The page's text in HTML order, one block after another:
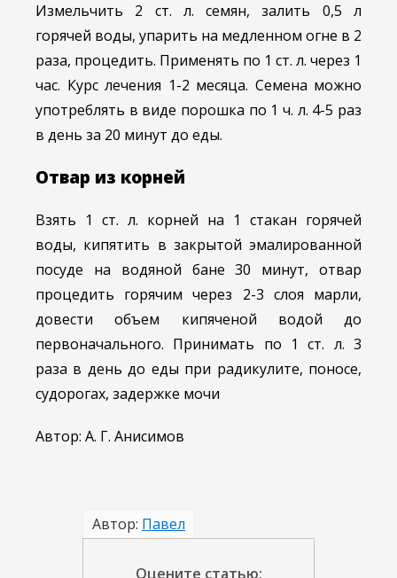
Измельчить 2 ст. л. семян, залить 0,5 л
горячей воды, упарить на медленном огне в 2
раза, процедить. Применять по 1 ст. л. через 1
час. Курс лечения 1-2 месяца. Семена можно
употреблять в виде порошка по 1 ч. л. 4-5 раз
в день за 20 минут до еды.
Отвар из корней
Взять 1 ст. л. корней на 1 стакан горячей
воды, кипятить в закрытой эмалированной
посуде на водяной бане 30 минут, отвар
процедить горячим через 2-3 слоя марли,
довести объем кипяченой водой до
первоначального. Принимать по 1 ст. л. 3
раза в день до еды при радикулите, поносе,
судорогах, задержке мочи
Автор: А. Г. Анисимов
Автор: Павел
Оцените статью: